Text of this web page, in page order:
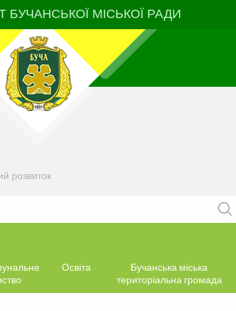
БУЧАНСЬКОЇ МІСЬКОЇ РАДИ
розвиток
Освіта
Бучанська міська
територіальна громада